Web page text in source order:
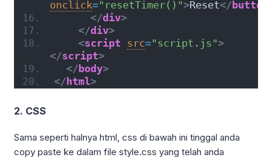
onclick="resetTimer()">Reset</ button
</div>
</div>
<script src="script.js">
</script>
</ body>
</ html>
2. CSS
Sama seperti halnya html, css di bawah ini tinggal anda
copy paste ke dalam file style.css yang telah anda